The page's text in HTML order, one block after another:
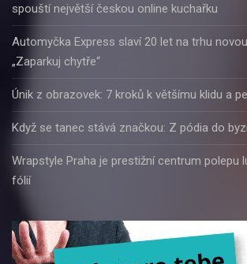
spouští největší českou online kuchařku
Automyčka Express slaví 20 let na trhu
„Zaparkuj chytře“
Únik z obrazovek: 7 kroků k většímu klidu a
Když se tanec stává značkou: Z pódia do
Wrapstyle Praha je prestižní centrum polepu
fólií